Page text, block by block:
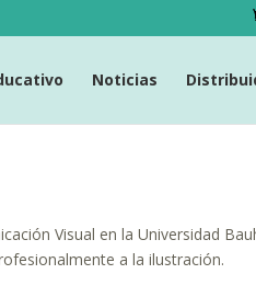
Noticias
Visual en la Universidad
a la ilustración.